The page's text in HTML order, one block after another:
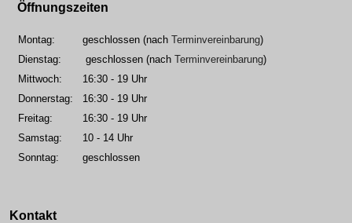
Öffnungszeiten
Montag: geschlossen (nach Terminvereinbarung)
Dienstag:
geschlossen (nach Terminvereinbarung)
Mittwoch:
16:30 - 19 Uhr
Donnerstag:
16:30 - 19 Uhr
Freitag:
16:30 - 19 Uhr
Samstag:
10 - 14 Uhr
Sonntag:
geschlossen
Kontakt